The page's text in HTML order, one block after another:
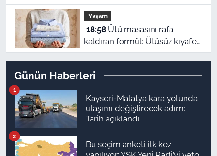
en güçlü kale olmaya
kararlıdır”
Yaşam
18:58Ütü masasını rafa
kaldıran formül: Ütüsüz kıyafet
düzleştirmenin dört yolu
Günün Haberleri
Kayseri-Malatya kara yolunda
ulaşımı değiştirecek adım:
Tarih açıklandı
1
Bu seçim anketi ilk kez
2